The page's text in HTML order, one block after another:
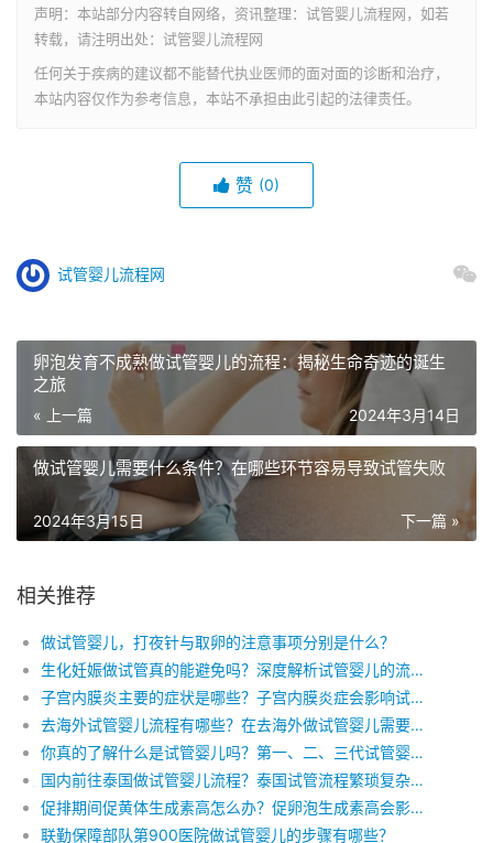
声明：本站部分内容转自网络，资讯整理：试管婴儿流程网，如若
转载，请注明出处：试管婴儿流程网
任何关于疾病的建议都不能替代执业医师的面对面的诊断和治疗，
本站内容仅作为参考信息，本站不承担由此引起的法律责任。
赞 (0)
试管婴儿流程网
卵泡发育不成熟做试管婴儿的流程：揭秘生命奇迹的诞生
之旅
« 上一篇 2024年3月14日
做试管婴儿需要什么条件？在哪些环节容易导致试管失败
下一篇 »
2024年3月15日
相关推荐
做试管婴儿，打夜针与取卵的注意事项分别是什么？
生化妊娠做试管真的能避免吗？深度解析试管婴儿的流程与生化妊娠的防范之道
子宫内膜炎主要的症状是哪些？子宫内膜炎症会影响试管婴儿吗？为什么子宫内膜炎症会影响试管婴儿？
去海外试管婴儿流程有哪些？在去海外做试管婴儿需要哪些证件？去海外做试管婴儿的具体介绍！
你真的了解什么是试管婴儿吗？第一、二、三代试管婴儿的区别，做试管婴儿的准备工作有哪些？
国内前往泰国做试管婴儿流程？泰国试管流程繁琐复杂吗？试管婴儿成功率受到哪些因素的影响？
促排期间促黄体生成素高怎么办？促卵泡生成素高会影响正常排卵吗？
联勤保障部队第900医院做试管婴儿的步骤有哪些？